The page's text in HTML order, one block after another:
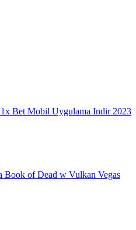
Bet Mobil Uygulama Indir 2023
Book of Dead w Vulkan Vegas